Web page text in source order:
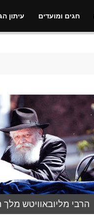
חגים ומועדים עיתון
הרבי מליובאוויטש